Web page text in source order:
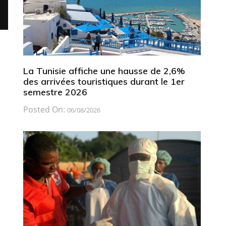
La Tunisie affiche une hausse de 2,6%
des arrivées touristiques durant le 1er
semestre 2026
Posted On: 06/08/2026